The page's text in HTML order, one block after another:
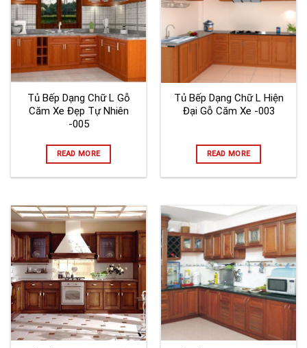
Tủ Bếp Dạng Chữ L Gỗ
Căm Xe Đẹp Tự Nhiên
-005
READ MORE
Tủ Bếp Dạng Chữ L Hiện
Đại Gỗ Căm Xe -003
READ MORE